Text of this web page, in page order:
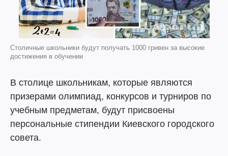
Столичные школьники будут получать 1000 гривен за высокие
достижения в обучении
В столице школьникам, которые являются
призерами олимпиад, конкурсов и турниров по
учебным предметам, будут присвоены
персональные стипендии Киевского городского
совета.